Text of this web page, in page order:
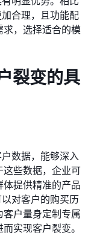
合理，且功能配
，选择适合的模
裂变的具
数据，能够深入
些数据，企业可
提供精准的产品
对客户的购买历
户量身定制专属
实现客户裂变。